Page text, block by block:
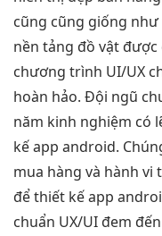
cũng cũng giống
nền tảng đồ vật
chương trình UI/UX
hoàn hảo. Đội ngũ
năm kinh nghiệm có
kế app android.
mua hàng và hành vi
để thiết kế app
chuẩn UX/UI đem